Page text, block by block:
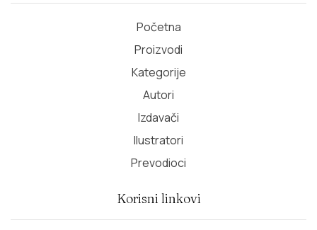
Početna
Proizvodi
Kategorije
Autori
Izdavači
Ilustratori
Prevodioci
Korisni linkovi